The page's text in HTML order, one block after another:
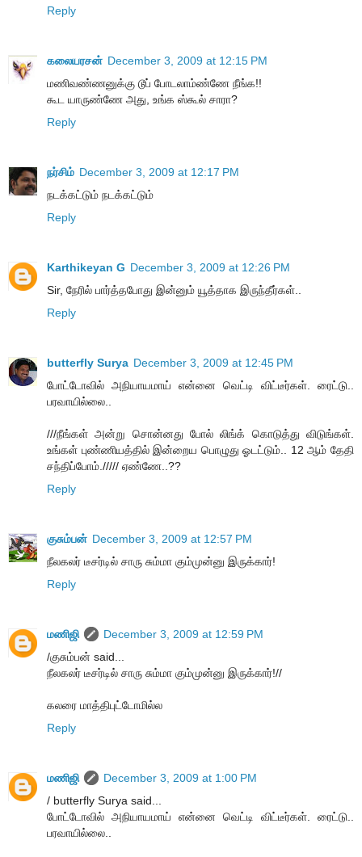
Reply
கலையரசன் December 3, 2009 at 12:15 PM
மணிவண்ணனுக்கு டூப் போடலாம்ண்ணே நீங்க!!
கூட யாருண்ணே அது, உங்க ஸ்கூல் சாரா?
Reply
நர்சிம் December 3, 2009 at 12:17 PM
நடக்கட்டும் நடக்கட்டும்
Reply
Karthikeyan G December 3, 2009 at 12:26 PM
Sir, நேரில் பார்த்தபோது இன்னும் யூத்தாக இருந்தீர்கள்..
Reply
butterfly Surya December 3, 2009 at 12:45 PM
போட்டோவில் அநியாயமாய் என்னை வெட்டி விட்டீர்கள். ரைட்டு..
பரவாயில்லை..
///நீங்கள் அன்று சொன்னது போல் லிங்க் கொடுத்து விடுங்கள்.
உங்கள் புண்ணியத்தில் இன்றைய பொழுது ஓடட்டும்.. 12 ஆம் தேதி
சந்திப்போம்.///// ஏண்ணே..??
Reply
குசும்பன் December 3, 2009 at 12:57 PM
நீலகலர் டீசர்டில் சாரு சும்மா கும்முன்னு இருக்கார்!
Reply
மணிஜி
December 3, 2009 at 12:59 PM
/குசும்பன் said...
நீலகலர் டீசர்டில் சாரு சும்மா கும்முன்னு இருக்கார்!//
கலரை மாத்திபுட்டோமில்ல
Reply
மணிஜி
December 3, 2009 at 1:00 PM
/ butterfly Surya said...
போட்டோவில் அநியாயமாய் என்னை வெட்டி விட்டீர்கள். ரைட்டு..
பரவாயில்லை..